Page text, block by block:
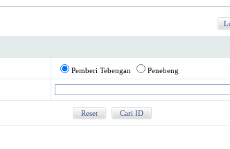
Pemberi Tebengan Penebeng